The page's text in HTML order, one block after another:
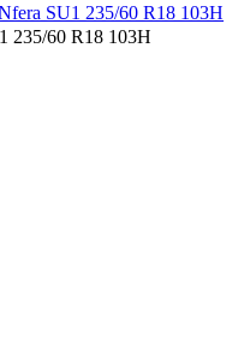
235/60 R18 103H